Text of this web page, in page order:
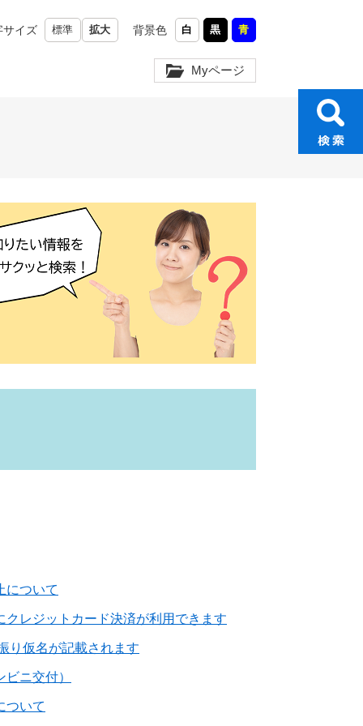
サイズ 標準 拡大 背景色 白 黒 青
Myページ
について
クレジットカード決済が利用できます
り仮名が記載されます
ニ交付）
ついて